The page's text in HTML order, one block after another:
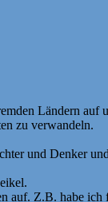
Ländern auf
zu verwandeln.
und Denker
auf. Z.B. habe ich